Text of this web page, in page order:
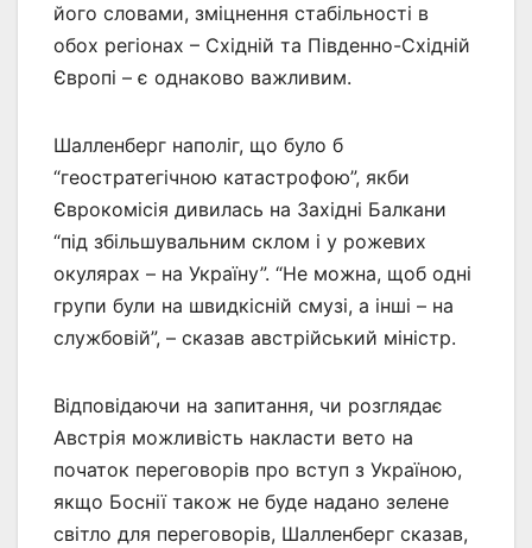
його словами, зміцнення стабільності в
обох регіонах – Східній та Південно-Східній
Європі – є однаково важливим.
Шалленберг наполіг, що було б
“геостратегічною катастрофою”, якби
Єврокомісія дивилась на Західні Балкани
“під збільшувальним склом і у рожевих
окулярах – на Україну”. “Не можна, щоб одні
групи були на швидкісній смузі, а інші – на
службовій”, – сказав австрійський міністр.
Відповідаючи на запитання, чи розглядає
Австрія можливість накласти вето на
початок переговорів про вступ з Україною,
якщо Боснії також не буде надано зелене
світло для переговорів, Шалленберг сказав,